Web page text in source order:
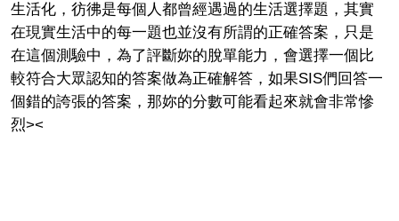
生活化，彷彿是每個人都曾經遇過的生活選擇題，其實
在現實生活中的每一題也並沒有所謂的正確答案，只是
在這個測驗中，為了評斷妳的脫單能力，會選擇一個比
較符合大眾認知的答案做為正確解答，如果SIS們回答一
個錯的誇張的答案，那妳的分數可能看起來就會非常慘
烈><